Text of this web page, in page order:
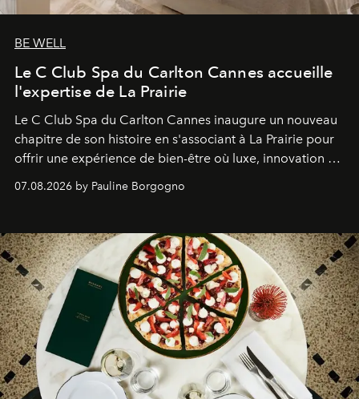
BE WELL
Le C Club Spa du Carlton Cannes accueille
l'expertise de La Prairie
Le C Club Spa du Carlton Cannes inaugure un nouveau
chapitre de son histoire en s'associant à La Prairie pour
offrir une expérience de bien-être où luxe, innovation et
07.08.2026 by Pauline Borgogno